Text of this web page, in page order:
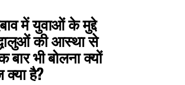
में युवाओं के मुद्दे
की आस्था से
बार भी बोलना क्यों
है?